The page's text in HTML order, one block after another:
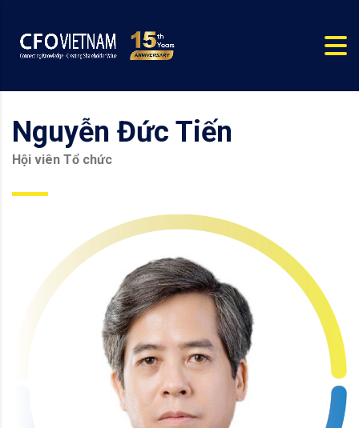
Nguyễn Đức Tiến
Hội viên Tổ chức